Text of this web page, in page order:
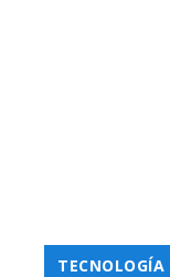
TECNOLOGÍA